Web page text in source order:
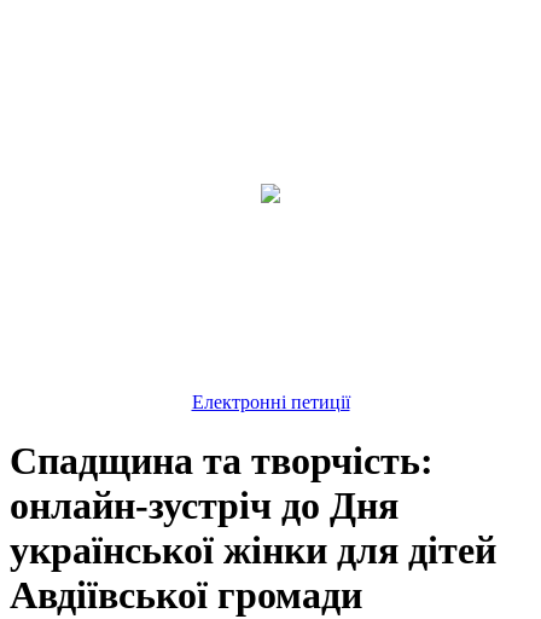
Електронні петиції
Спадщина та творчість:
онлайн-зустріч до Дня
української жінки для дітей
Авдіївської громади